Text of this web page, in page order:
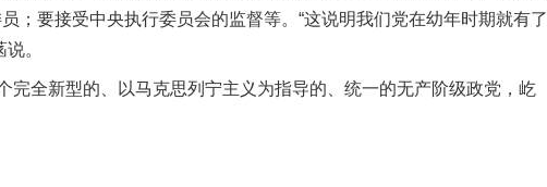
；要接受中央执行委员会的监督等。“这说明我们党在幼年时期就有了
。
全新型的、以马克思列宁主义为指导的、统一的无产阶级政党，屹